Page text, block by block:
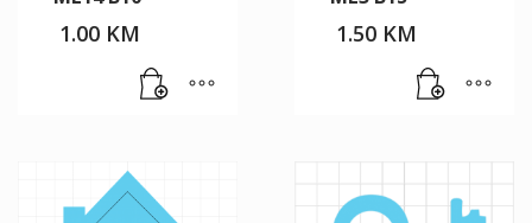
1.00 KM 1.50 KM